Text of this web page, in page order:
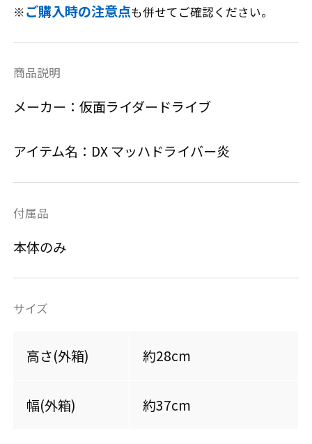
※ご購入時の注意点も併せてご確認ください。
商品説明
メーカー：仮面ライダードライブ
アイテム名：DX マッハドライバー炎
付属品
本体のみ
サイズ
高さ(外箱) 約28cm
幅(外箱) 約37cm